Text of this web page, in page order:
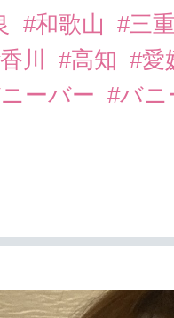
#和歌山
#三
川 #高知 #愛
ーバー #バ